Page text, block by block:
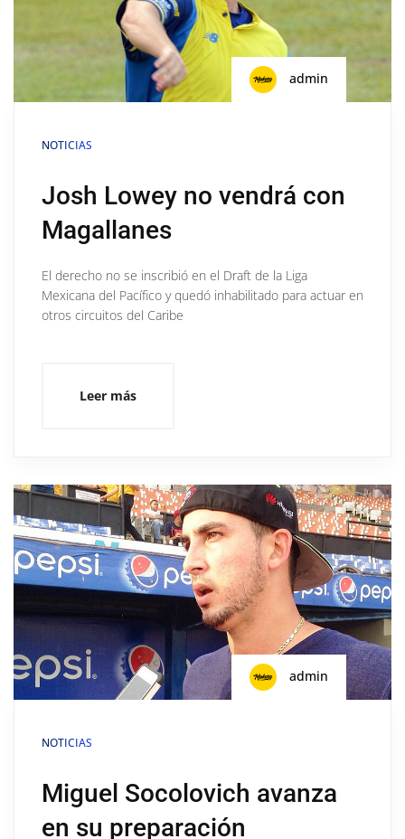
admin
NOTICIAS
Josh Lowey no vendrá con
Magallanes
El derecho no se inscribió en el Draft de la Liga
Mexicana del Pacífico y quedó inhabilitado para actuar en
otros circuitos del Caribe
Leer más
admin
NOTICIAS
Miguel Socolovich avanza
en su preparación